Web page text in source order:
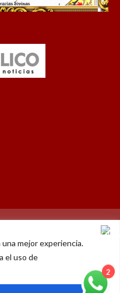
mejor experiencia.
el uso de
Instagram
X
Perú Católico | 14 años 2